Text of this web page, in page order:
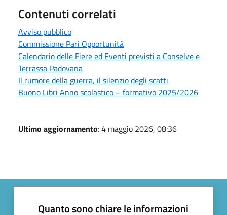
Contenuti correlati
Avviso pubblico
Commissione Pari Opportunità
Calendario delle Fiere ed Eventi previsti a Conselve e
Terrassa Padovana
Il rumore della guerra, il silenzio degli scatti
Buono Libri Anno scolastico – formativo 2025/2026
Ultimo aggiornamento: 4 maggio 2026, 08:36
Quanto sono chiare le informazioni